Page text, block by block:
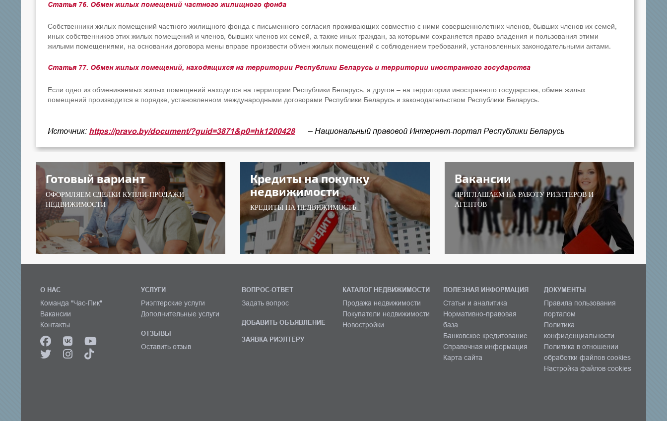
Статья 76. Обмен жилых помещений частного жилищного фонда
Собственники жилых помещений частного жилищного фонда с письменного согласия проживающих совместно с ними совершеннолетних членов, бывших членов их семей,
иных собственников этих жилых помещений и членов, бывших членов их семей, а также иных граждан, за которыми сохраняется право владения и пользования этими
жилыми помещениями, на основании договора мены вправе произвести обмен жилых помещений с соблюдением требований, установленных законодательными актами.
Статья 77. Обмен жилых помещений, находящихся на территории Республики Беларусь и территории иностранного государства
Если одно из обмениваемых жилых помещений находится на территории Республики Беларусь, а другое – на территории иностранного государства, обмен жилых
помещений производится в порядке, установленном международными договорами Республики Беларусь и законодательством Республики Беларусь.
Источник: https://pravo.by/document/?guid=3871&p0=hk1200428 – Национальный правовой Интернет-портал Республики Беларусь
Готовый вариант
ОФОРМЛЯЕМ СДЕЛКИ КУПЛИ-ПРОДАЖИ
НЕДВИЖИМОСТИ
Кредиты на покупку
недвижимости
КРЕДИТЫ НА НЕДВИЖИМОСТЬ
Вакансии
ПРИГЛАШАЕМ НА РАБОТУ РИЭЛТЕРОВ И
АГЕНТОВ
О НАС
Команда "Час-Пик"
Вакансии
Контакты
УСЛУГИ
Риэлтерские услуги
Дополнительные услуги
ОТЗЫВЫ
Оставить отзыв
ВОПРОС-ОТВЕТ
Задать вопрос
ДОБАВИТЬ ОБЪЯВЛЕНИЕ
ЗАЯВКА РИЭЛТЕРУ
КАТАЛОГ НЕДВИЖИМОСТИ
Продажа недвижимости
Покупатели недвижимости
Новостройки
ПОЛЕЗНАЯ ИНФОРМАЦИЯ
Статьи и аналитика
Нормативно-правовая
база
Банковское кредитование
Справочная информация
Карта сайта
ДОКУМЕНТЫ
Правила пользования
порталом
Политика
конфиденциальности
Политика в отношении
обработки файлов cookies
Настройка файлов cookies